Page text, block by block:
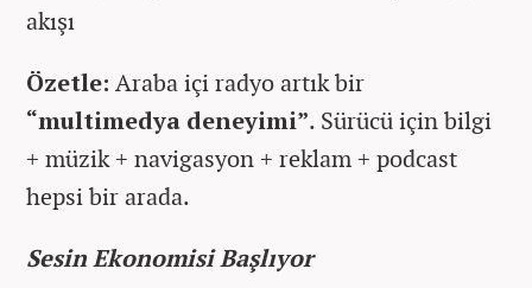
akışı
Özetle: Araba içi radyo artık bir
“multimedya deneyimi”. Sürücü için bilgi
+ müzik + navigasyon + reklam + podcast
hepsi bir arada.
Sesin Ekonomisi Başlıyor